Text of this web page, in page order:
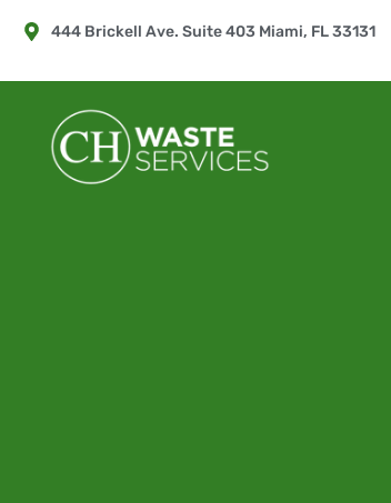
444 Brickell Ave. Suite 403 Miami, FL 33131